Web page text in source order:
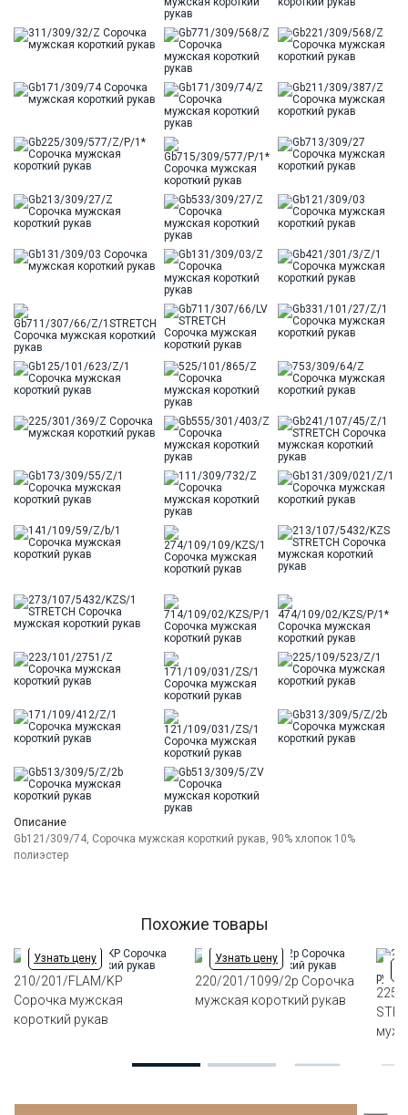
Описание
Gb121/309/74, Сорочка мужская короткий рукав, 90% хлопок 10%
полиэстер
Похожие товары
Узнать цену
210/201/FLAM/KP
Сорочка мужская
короткий рукав
Узнать цену
220/201/1099/2p Сорочка
мужская короткий рукав
225/